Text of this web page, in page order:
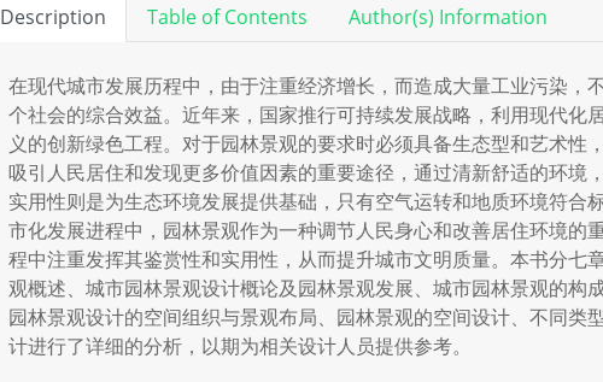
Description Table of Contents Author(s) Information
在现代城市发展历程中，由于注重经济增长，而造成大量工业污染，
个社会的综合效益。近年来，国家推行可持续发展战略，利用现代化
义的创新绿色工程。对于园林景观的要求时必须具备生态型和艺术性
吸引人民居住和发现更多价值因素的重要途径，通过清新舒适的环境
实用性则是为生态环境发展提供基础，只有空气运转和地质环境符合
市化发展进程中，园林景观作为一种调节人民身心和改善居住环境的
程中注重发挥其鉴赏性和实用性，从而提升城市文明质量。本书分七
观概述、城市园林景观设计概论及园林景观发展、城市园林景观的构
园林景观设计的空间组织与景观布局、园林景观的空间设计、不同类
计进行了详细的分析，以期为相关设计人员提供参考。